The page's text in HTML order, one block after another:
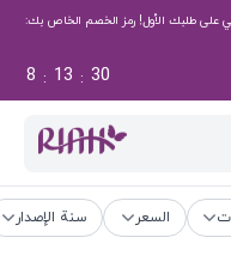
+ خصم إضافي بقيمة 50 درهم إماراتي على طلبك الأول! رمز الخصم الخاص بك:
29
:
13
:
8
السعر سنة الإصدار